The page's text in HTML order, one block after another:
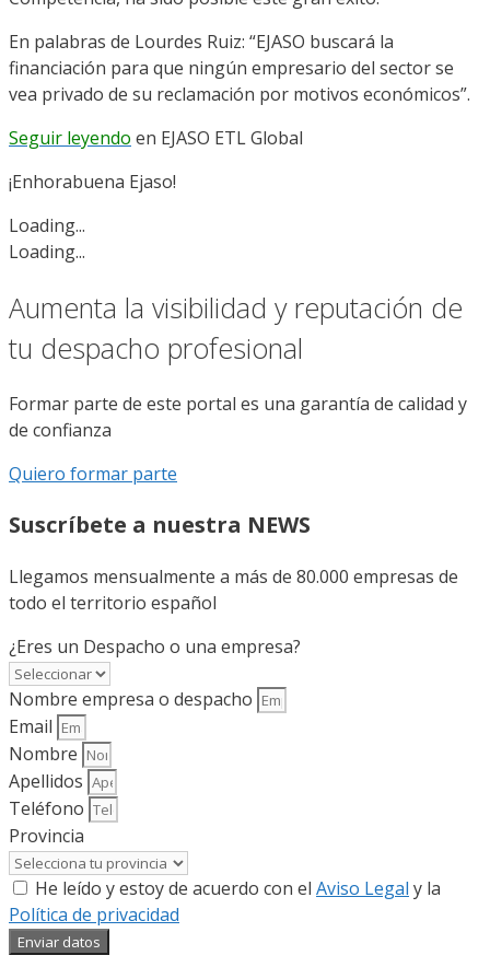
En palabras de Lourdes Ruiz: “EJASO buscará la
financiación para que ningún empresario del sector se
vea privado de su reclamación por motivos económicos”.
Seguir leyendo en EJASO ETL Global
¡Enhorabuena Ejaso!
Loading...
Loading...
Aumenta la visibilidad y reputación de
tu despacho profesional
Formar parte de este portal es una garantía de calidad y
de confianza
Quiero formar parte
Suscríbete a nuestra NEWS
Llegamos mensualmente a más de 80.000 empresas de
todo el territorio español
¿Eres un Despacho o una empresa?
Nombre empresa o despacho
Email
Nombre
Apellidos
Teléfono
Provincia
He leído y estoy de acuerdo con el Aviso Legal y la
Política de privacidad
Enviar datos